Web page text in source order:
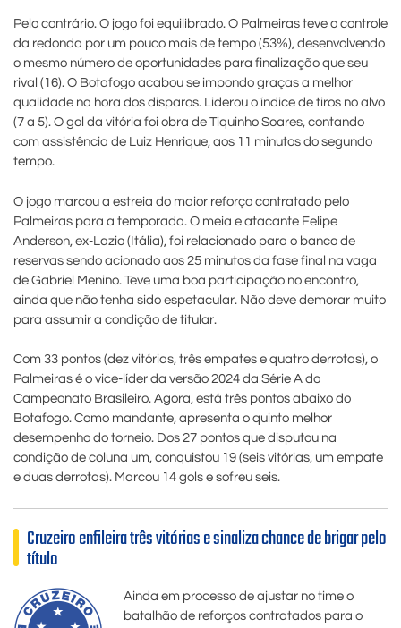
Pelo contrário. O jogo foi equilibrado. O Palmeiras teve o controle
da redonda por um pouco mais de tempo (53%), desenvolvendo
o mesmo número de oportunidades para finalização que seu
rival (16). O Botafogo acabou se impondo graças a melhor
qualidade na hora dos disparos. Liderou o índice de tiros no alvo
(7 a 5). O gol da vitória foi obra de Tiquinho Soares, contando
com assistência de Luiz Henrique, aos 11 minutos do segundo
tempo.
O jogo marcou a estreia do maior reforço contratado pelo
Palmeiras para a temporada. O meia e atacante Felipe
Anderson, ex-Lazio (Itália), foi relacionado para o banco de
reservas sendo acionado aos 25 minutos da fase final na vaga
de Gabriel Menino. Teve uma boa participação no encontro,
ainda que não tenha sido espetacular. Não deve demorar muito
para assumir a condição de titular.
Com 33 pontos (dez vitórias, três empates e quatro derrotas), o
Palmeiras é o vice-líder da versão 2024 da Série A do
Campeonato Brasileiro. Agora, está três pontos abaixo do
Botafogo. Como mandante, apresenta o quinto melhor
desempenho do torneio. Dos 27 pontos que disputou na
condição de coluna um, conquistou 19 (seis vitórias, um empate
e duas derrotas). Marcou 14 gols e sofreu seis.
Cruzeiro enfileira três vitórias e sinaliza chance de brigar pelo
título
Ainda em processo de ajustar no time o
batalhão de reforços contratados para o